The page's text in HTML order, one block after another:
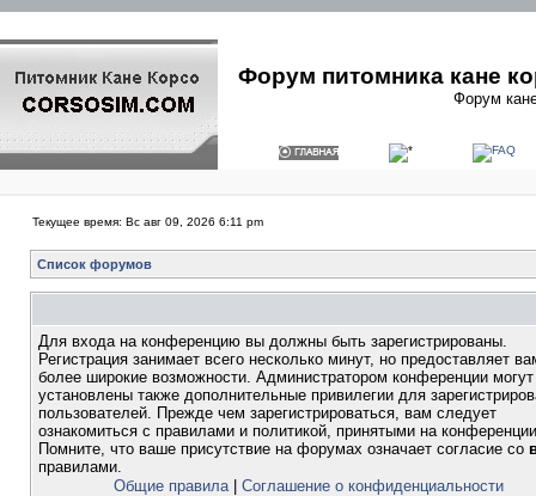
Форум питомника кане
Форум
Текущее время: Вс авг 09, 2026 6:11 pm
Список форумов
Для входа на конференцию вы должны быть зарегистрированы.
Регистрация занимает всего несколько минут, но предоставляет
более широкие возможности. Администратором конференции
установлены также дополнительные привилегии для
пользователей. Прежде чем зарегистрироваться, вам следует
ознакомиться с правилами и политикой, принятыми на
Помните, что ваше присутствие на форумах означает согласие со
правилами.
Общие правила| Соглашение о конфиденциальности